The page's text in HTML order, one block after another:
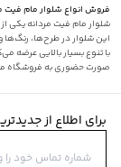
فروش انواع شلوار مام
شلوار‌ مام فیت مردانه یکی
این شلوار در طرح‌ها،
با تنوع بسیار بالایی عرضه
صورت حضوری به فروشگاه‌ ما
برای اطلاع از